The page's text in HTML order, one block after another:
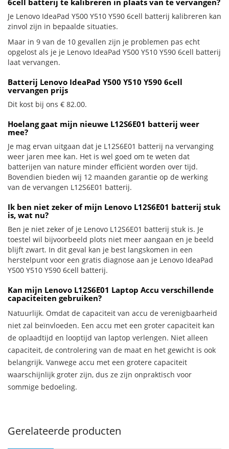
6cell batterij te kalibreren in plaats van te vervangen?
Je Lenovo IdeaPad Y500 Y510 Y590 6cell batterij kalibreren kan
zinvol zijn in bepaalde situaties.
Maar in 9 van de 10 gevallen zijn je problemen pas echt
opgelost als je je Lenovo IdeaPad Y500 Y510 Y590 6cell batterij
laat vervangen.
Batterij Lenovo IdeaPad Y500 Y510 Y590 6cell
vervangen prijs
Dit kost bij ons € 82.00.
Hoelang gaat mijn nieuwe L12S6E01 batterij weer
mee?
Je mag ervan uitgaan dat je L12S6E01 batterij na vervanging
weer jaren mee kan. Het is wel goed om te weten dat
batterijen van nature minder efficiënt worden over tijd.
Bovendien bieden wij 12 maanden garantie op de werking
van de vervangen L12S6E01 batterij.
Ik ben niet zeker of mijn Lenovo L12S6E01 batterij stuk
is, wat nu?
Ben je niet zeker of je Lenovo L12S6E01 batterij stuk is. Je
toestel wil bijvoorbeeld plots niet meer aangaan en je beeld
blijft zwart. In dit geval kan je best langskomen in een
herstelpunt voor een gratis diagnose aan je Lenovo IdeaPad
Y500 Y510 Y590 6cell batterij.
Kan mijn Lenovo L12S6E01 Laptop Accu verschillende
capaciteiten gebruiken?
Natuurlijk. Omdat de capaciteit van accu de verenigbaarheid
niet zal beïnvloeden. Een accu met een groter capaciteit kan
de oplaadtijd en looptijd van laptop verlengen. Niet alleen
capaciteit, de controlering van de maat en het gewicht is ook
belangrijk. Vanwege accu met een grotere capaciteit
waarschijnlijk groter zijn, dus ze zijn onpraktisch voor
sommige bedoeling.
Gerelateerde producten